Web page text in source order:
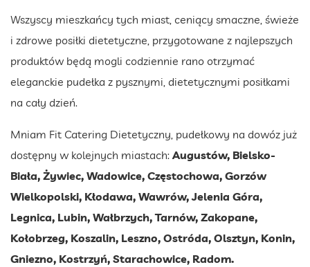
Wszyscy mieszkańcy tych miast, ceniący smaczne, świeże
i zdrowe posiłki dietetyczne, przygotowane z najlepszych
produktów będą mogli codziennie rano otrzymać
eleganckie pudełka z pysznymi, dietetycznymi posiłkami
na cały dzień.
Mniam Fit Catering Dietetyczny, pudełkowy na dowóz już
dostępny w kolejnych miastach:Augustów, Bielsko-
Biała, Żywiec, Wadowice, Częstochowa, Gorzów
Wielkopolski, Kłodawa, Wawrów, Jelenia Góra,
Legnica, Lubin, Wałbrzych, Tarnów, Zakopane,
Kołobrzeg, Koszalin, Leszno, Ostróda, Olsztyn, Konin,
Gniezno, Kostrzyń, Starachowice, Radom.